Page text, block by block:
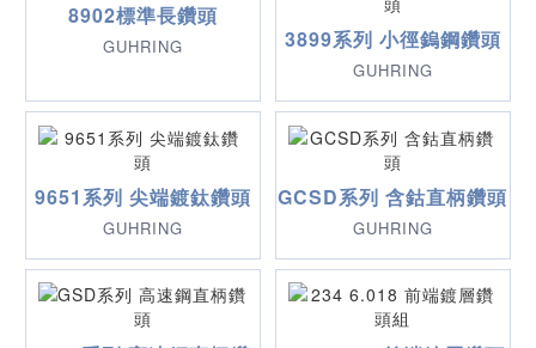
8902標準長鑽頭
GUHRING 3899系列 小徑鎢鋼鑽頭
GUHRING
9651系列 尖端鍍鈦鑽頭
GUHRING
GCSD系列 含鈷直柄鑽頭
GUHRING